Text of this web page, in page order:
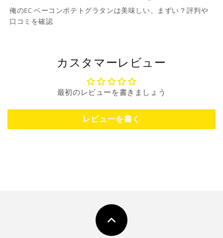
俺のEC ベーコンポテトグラタンは美味しい、まずい？評判や
口コミを確認
カスタマーレビュー
最初のレビューを書きましょう
レビューを書く